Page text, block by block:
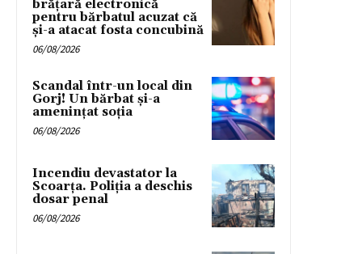
brățară electronică
pentru bărbatul acuzat că
și-a atacat fosta concubină
06/08/2026
Scandal într-un local din
Gorj! Un bărbat și-a
amenințat soția
06/08/2026
Incendiu devastator la
Scoarța. Poliția a deschis
dosar penal
06/08/2026